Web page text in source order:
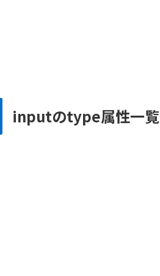
inputのtype属性一覧